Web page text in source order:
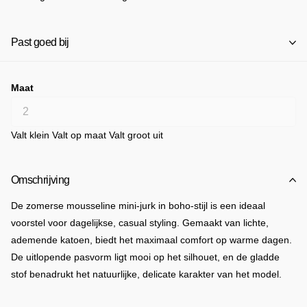
Past goed bij
Maat
Valt klein Valt op maat Valt groot uit
Omschrijving
De zomerse mousseline mini-jurk in boho-stijl is een ideaal
voorstel voor dagelijkse, casual styling. Gemaakt van lichte,
ademende katoen, biedt het maximaal comfort op warme dagen.
De uitlopende pasvorm ligt mooi op het silhouet, en de gladde
stof benadrukt het natuurlijke, delicate karakter van het model.